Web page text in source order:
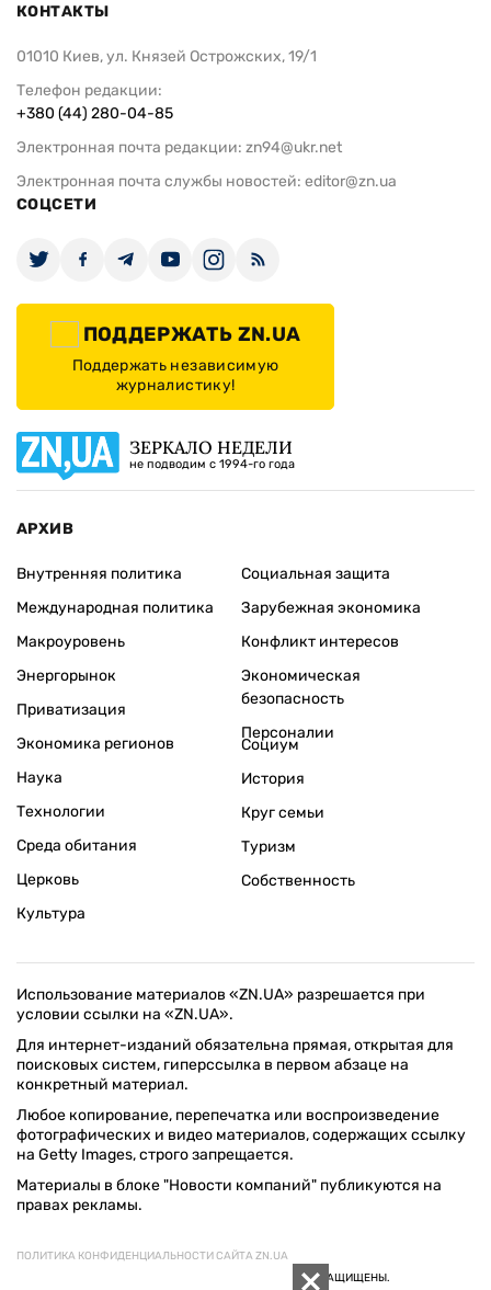
КОНТАКТЫ
01010 Киев, ул. Князей Острожских, 19/1
Телефон редакции:
+380 (44) 280-04-85
Электронная почта редакции: zn94@ukr.net
Электронная почта службы новостей: editor@zn.ua
СОЦСЕТИ
ПОДДЕРЖАТЬ ZN.UA
Поддержать независимую
журналистику!
ЗЕРКАЛО НЕДЕЛИ
не подводим с 1994-го года
АРХИВ
Внутренняя политика
Международная политика
Макроуровень
Энергорынок
Приватизация
Экономика регионов
Социальная защита
Зарубежная экономика
Конфликт интересов
Экономическая
безопасность
Персоналии
Наука
Технологии
Среда обитания
Церковь
Культура
Социум
История
Круг семьи
Туризм
Собственность
Использование материалов «ZN.UA» разрешается при
условии ссылки на «ZN.UA».
Для интернет-изданий обязательна прямая, открытая для
поисковых систем, гиперссылка в первом абзаце на
конкретный материал.
Любое копирование, перепечатка или воспроизведение
фотографических и видео материалов, содержащих ссылку
на Getty Images, строго запрещается.
Материалы в блоке "Новости компаний" публикуются на
правах рекламы.
ПОЛИТИКА КОНФИДЕНЦИАЛЬНОСТИ САЙТА ZN.UA
© 1994–2026 «ЗЕРКАЛО НЕДЕЛИ. УКРАИНА». ВСЕ ПРАВА ЗАЩИЩЕНЫ.